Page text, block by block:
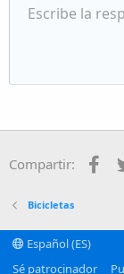
Tamaño del texto
9
Color deFuente
Alineamiento
Paragraph
CitarMultimedia
Insert
RehacerCambiar a
Escribe la
Compartir:
Bicicletas
Español (ES)
Sé patrocinador